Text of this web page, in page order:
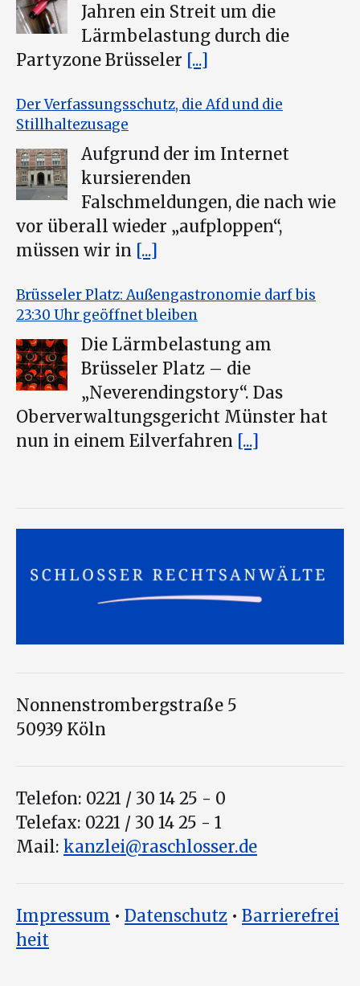
Jahren ein Streit um die
Lärmbelastung durch die
Partyzone Brüsseler [...]
Der Verfassungsschutz, die Afd und die
Stillhaltezusage
Aufgrund der im Internet
kursierenden
Falschmeldungen, die nach wie
vor überall wieder „aufploppen“,
müssen wir in [...]
Brüsseler Platz: Außengastronomie darf bis
23:30 Uhr geöffnet bleiben
Die Lärmbelastung am
Brüsseler Platz – die
„Neverendingstory“. Das
Oberverwaltungsgericht Münster hat
nun in einem Eilverfahren [...]
Nonnenstrombergstraße 5
50939 Köln
Telefon: 0221 / 30 14 25 - 0
Telefax: 0221 / 30 14 25 - 1
Mail: kanzlei@raschlosser.de
Impressum • Datenschutz • Barrierefrei
heit